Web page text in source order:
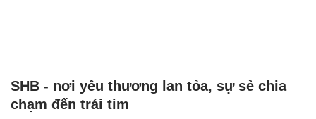
SHB - nơi yêu thương lan tỏa, sự sẻ chia
chạm đến trái tim